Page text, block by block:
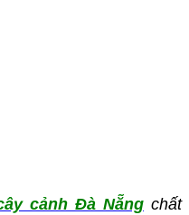
cảnh Đà Nẵngchất